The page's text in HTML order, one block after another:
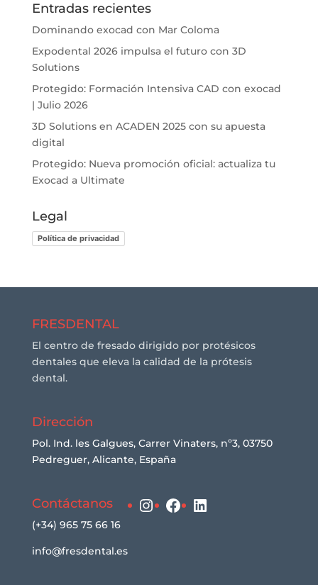
Entradas recientes
Dominando exocad con Mar Coloma
Expodental 2026 impulsa el futuro con 3D
Solutions
Protegido: Formación Intensiva CAD con exocad
| Julio 2026
3D Solutions en ACADEN 2025 con su apuesta
digital
Protegido: Nueva promoción oficial: actualiza tu
Exocad a Ultimate
Legal
Política de privacidad
FRESDENTAL
El centro de fresado dirigido por protésicos
dentales que eleva la calidad de la prótesis
dental.
Dirección
Pol. Ind. les Galgues, Carrer Vinaters, nº3, 03750
Pedreguer, Alicante, España
Contáctanos
(+34) 965 75 66 16
info@fresdental.es
Instagram
Facebook
LinkedIn